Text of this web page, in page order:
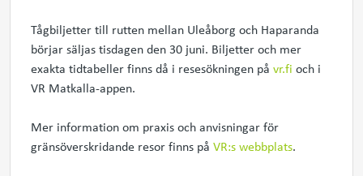
Tågbiljetter till rutten mellan Uleåborg och Haparanda
börjar säljas tisdagen den 30 juni. Biljetter och mer
exakta tidtabeller finns då i resesökningen på vr.fi och i
VR Matkalla-appen.
Mer information om praxis och anvisningar för
gränsöverskridande resor finns på VR:s webbplats.